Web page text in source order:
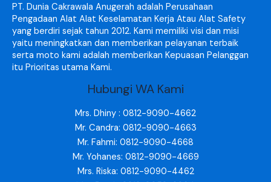
PT. Dunia Cakrawala Anugerah adalah Perusahaan
Pengadaan Alat Alat Keselamatan Kerja Atau Alat Safety
yang berdiri sejak tahun 2012. Kami memiliki visi dan misi
yaitu meningkatkan dan memberikan pelayanan terbaik
serta moto kami adalah memberikan Kepuasan Pelanggan
itu Prioritas utama Kami.
Hubungi WA Kami
Mrs. Dhiny : 0812-9090-4662
Mr. Candra: 0812-9090-4663
Mr. Fahmi: 0812-9090-4668
Mr. Yohanes: 0812-9090-4669
Mrs. Riska: 0812-9090-4462